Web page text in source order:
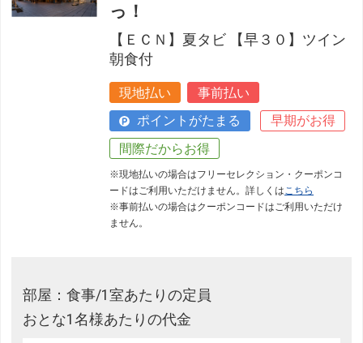
っ！
【ＥＣＮ】夏タビ 【早３０】ツイン
朝食付
現地払い
事前払い
ポイントがたまる
早期がお得
間際だからお得
※現地払いの場合はフリーセレクション・クーポンコ
ードはご利用いただけません。詳しくはこちら
※事前払いの場合はクーポンコードはご利用いただけ
ません。
部屋：食事/1室あたりの定員
おとな1名様あたりの代金